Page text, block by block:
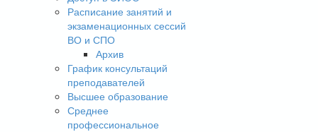
Расписание занятий и
экзаменационных сессий
ВО и СПО
Архив
График консультаций
преподавателей
Высшее образование
Среднее
профессиональное